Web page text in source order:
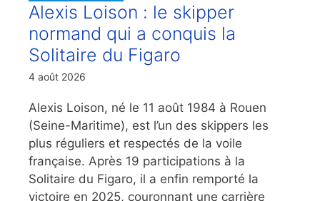
Alexis Loison : le skipper
normand qui a conquis la
Solitaire du Figaro
4 août 2026
Alexis Loison, né le 11 août 1984 à Rouen
(Seine-Maritime), est l’un des skippers les
plus réguliers et respectés de la voile
française. Après 19 participations à la
Solitaire du Figaro, il a enfin remporté la
victoire en 2025, couronnant une carrière